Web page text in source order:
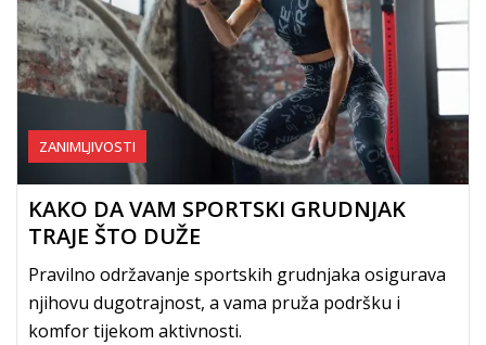
ZANIMLJIVOSTI
KAKO DA VAM SPORTSKI GRUDNJAK
TRAJE ŠTO DUŽE
Pravilno održavanje sportskih grudnjaka osigurava
njihovu dugotrajnost, a vama pruža podršku i
komfor tijekom aktivnosti.